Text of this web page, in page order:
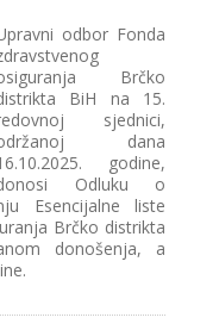
odbor Fonda
Brčko
BiH na 15.
sjednici,
dana
godine,
Odluku o
Esencijalne liste
Brčko distrikta
donošenja, a